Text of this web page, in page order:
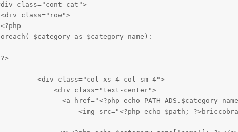
class="cont-cat">
class="row">
$category as $category_name):
<div class="col-xs-4 col-sm-4">
<div class="text-center">
<a href="<?php echo
<img src="<?php echo $path;